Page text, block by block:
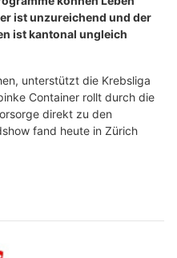
ist unzureichend und der
ist kantonal ungleich
unterstützt die Krebsliga
Container rollt durch die
direkt zu den
fand heute in Zürich